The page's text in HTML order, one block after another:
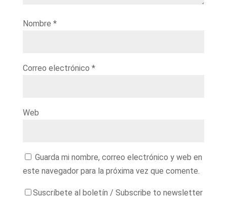
Nombre *
Correo electrónico *
Web
Guarda mi nombre, correo electrónico y web en
este navegador para la próxima vez que comente.
Suscríbete al boletín / Subscribe to newsletter